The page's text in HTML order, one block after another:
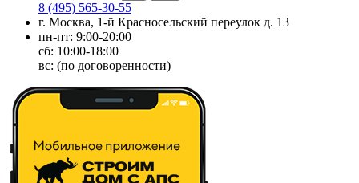
8 (495) 565-30-55
г. Москва, 1-й Красносельский переулок д. 13
пн-пт: 9:00-20:00
сб: 10:00-18:00
вс: (по договоренности)